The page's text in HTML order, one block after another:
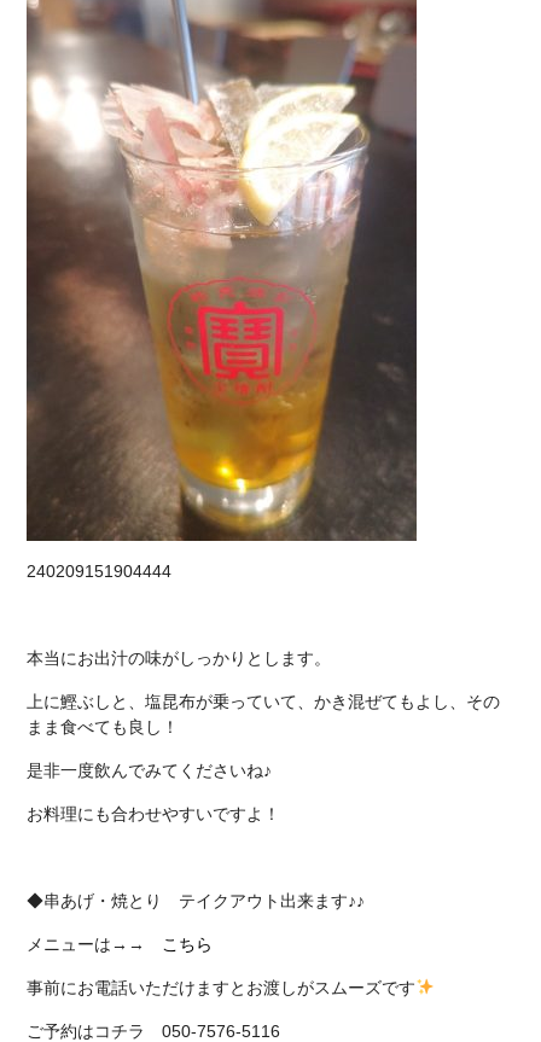
240209151904444
本当にお出汁の味がしっかりとします。
上に鰹ぶしと、塩昆布が乗っていて、かき混ぜてもよし、その
まま食べても良し！
是非一度飲んでみてくださいね♪
お料理にも合わせやすいですよ！
◆串あげ・焼とり テイクアウト出来ます♪♪
メニューは→→ こちら
事前にお電話いただけますとお渡しがスムーズです
ご予約はコチラ 050-7576-5116